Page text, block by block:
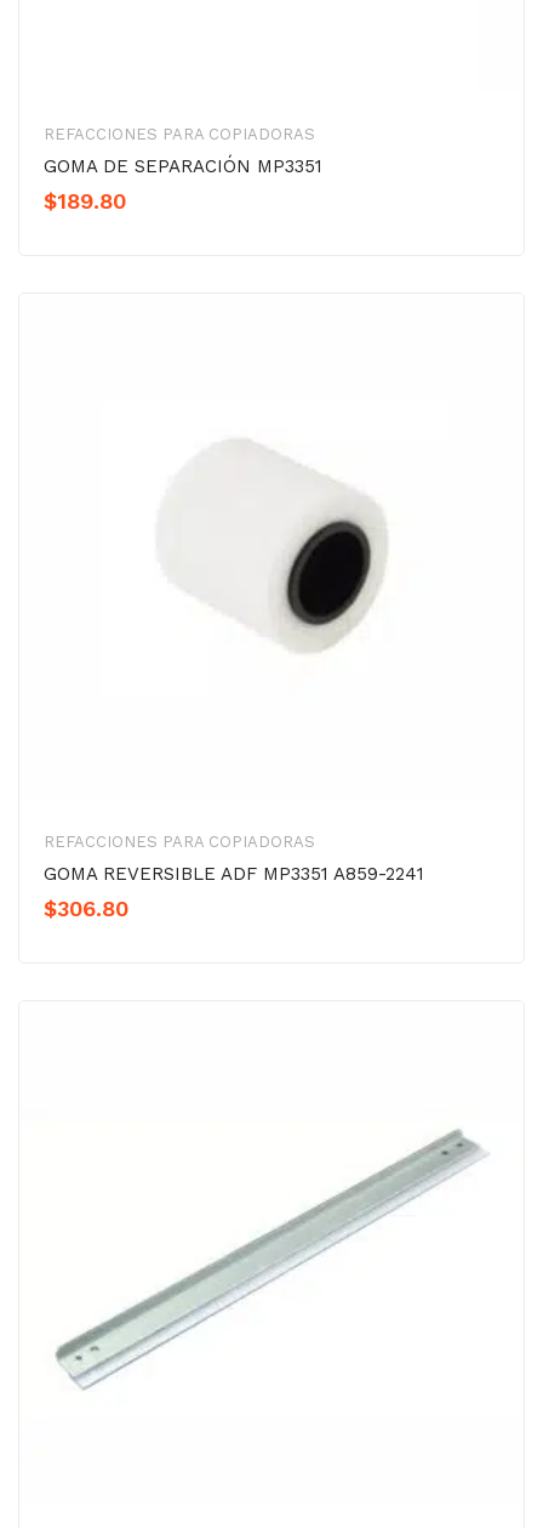
REFACCIONES PARA COPIADORAS
GOMA DE SEPARACIÓN MP3351
$189.80
REFACCIONES PARA COPIADORAS
GOMA REVERSIBLE ADF MP3351 A859-2241
$306.80